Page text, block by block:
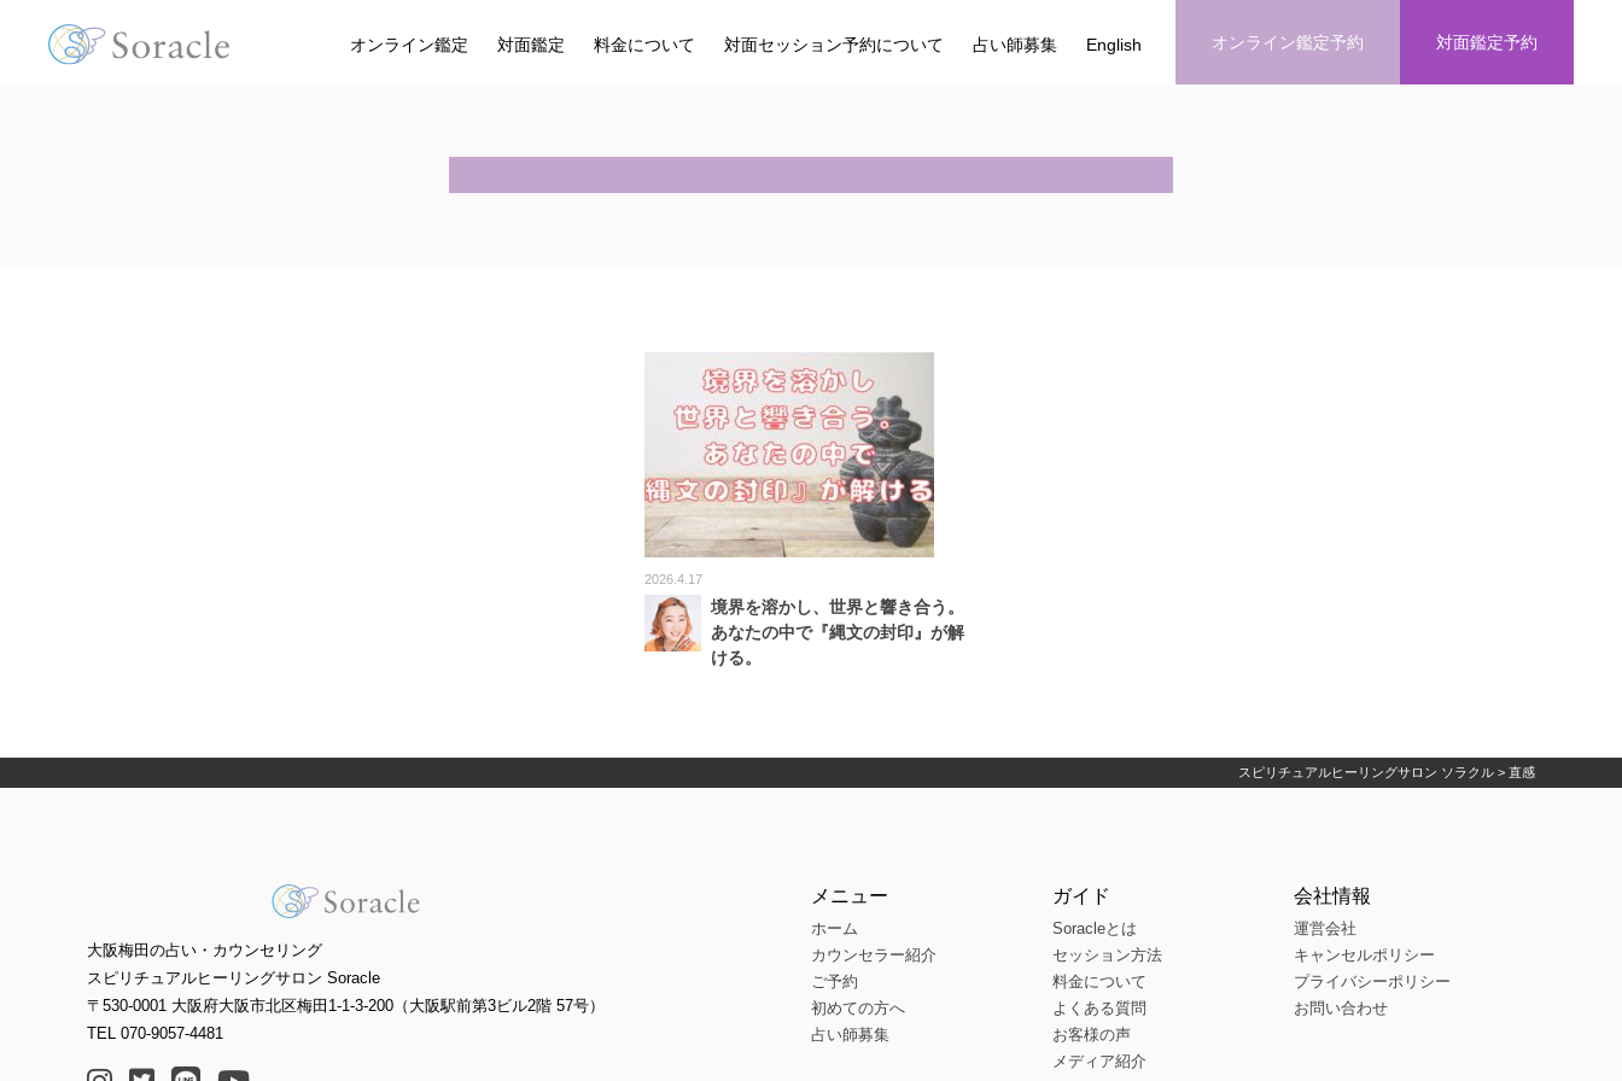
オンライン鑑定 対面鑑定 料金について 対面セッション予約について 占い師募集 English オンライン鑑定予約 対面鑑定予約
2026.4.17
境界を溶かし、世界と響き合う。
あなたの中で『縄文の封印』が解
ける。
スピリチュアルヒーリングサロン ソラクル > 直感
大阪梅田の占い・カウンセリング
スピリチュアルヒーリングサロン Soracle
〒530-0001 大阪府大阪市北区梅田1-1-3-200（大阪駅前第3ビル2階 57号）
TEL 070-9057-4481
メニュー
ホーム
カウンセラー紹介
ご予約
初めての方へ
占い師募集
ガイド
Soracleとは
セッション方法
料金について
よくある質問
お客様の声
メディア紹介
会社情報
運営会社
キャンセルポリシー
プライバシーポリシー
お問い合わせ